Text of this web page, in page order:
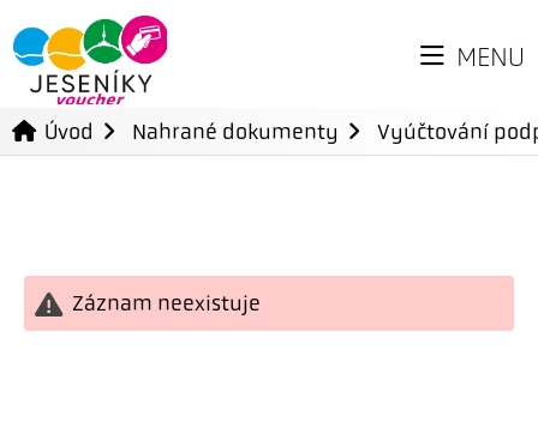
MENU
Úvod Nahrané dokumenty Vyúčtování
Záznam neexistuje